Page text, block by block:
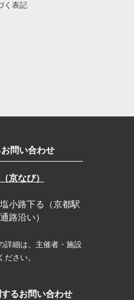
く表記
問い合わせ
京なび）
小路下る（京都駅
路沿い）
詳細は、主催者・施設
さい。
るお問い合わせ